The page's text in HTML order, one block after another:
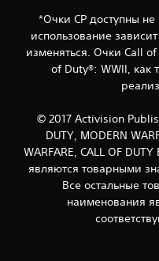
*Очки CP доступны
использование
изменяться. Очки Call of
of Duty®: WWII, как
© 2017 Activision
DUTY, MODERN
WARFARE, CALL OF
являются товарными
Все остальные
наименования